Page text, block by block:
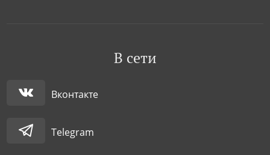
В сети
Вконтакте
Telegram